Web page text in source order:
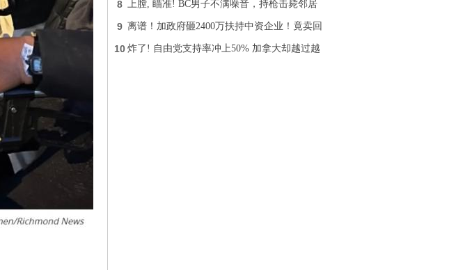
8 上膛, 瞄准! BC男子不满噪音，持枪击毙邻居
9 离谱！加政府砸2400万扶持中资企业！竟卖回
10 炸了! 自由党支持率冲上50% 加拿大却越过越